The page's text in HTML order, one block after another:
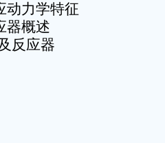
动力学特征
器概述
反应器